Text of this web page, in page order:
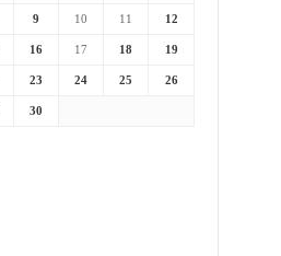
9 10 11 12
16 17 18 19
23 24 25 26
30